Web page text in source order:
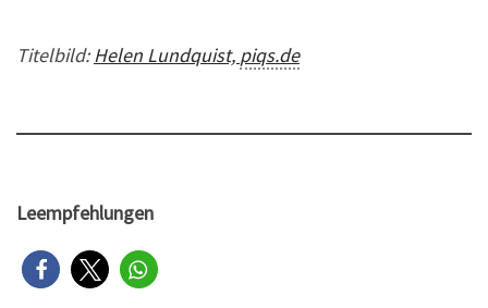
Titelbild:Helen Lundquist, piqs.de
Leempfehlungen